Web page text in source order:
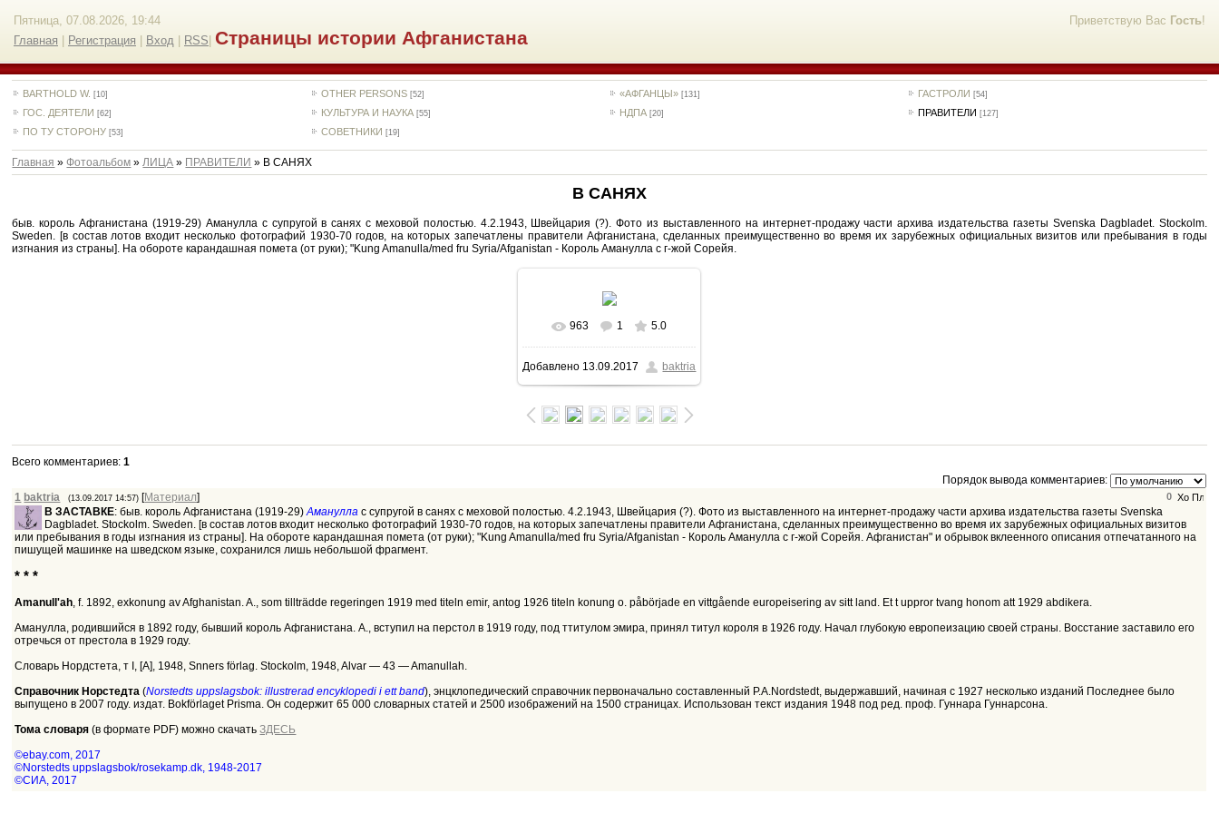
Приветствую Вас Гость!
Пятница, 07.08.2026, 19:44
Главная
Регистрация Вход RSS Страницы истории Афганистана
BARTHOLD W. [10] OTHER PERSONS [52] «АФГАНЦЫ» [131] ГАСТРОЛИ [54]
ГОС. ДЕЯТЕЛИ [62] КУЛЬТУРА И НАУКА [55] НДПА [20] ПРАВИТЕЛИ [127]
ПО ТУ СТОРОНУ [53] СОВЕТНИКИ [19]
Главная »Фотоальбом »ЛИЦА » ПРАВИТЕЛИ » В САНЯХ
В САНЯХ
быв. король Афганистана (1919-29) Аманулла с супругой в санях с меховой полостью. 4.2.1943, Швейцария (?). Фото из выставленного на интернет-продажу части архива издательства газеты Svenska Dagbladet. Stockolm.
Sweden. [в состав лотов входит несколько фотографий 1930-70 годов, на которых запечатлены правители Афганистана, сделанных преимущественно во время их зарубежных официальных визитов или пребывания в годы
изгнания из страны]. На обороте карандашная помета (от руки); "Kung Amanulla/med fru Syria/Afganistan - Король Аманулла с г-жой Сорейя.
В реальном размере
651x1000/ 66.1Kb
963 1 5.0
Добавлено 13.09.2017 baktria
Всего комментариев:1
Порядок вывода комментариев:
0
1 baktria (13.09.2017 14:57) [Материал]
В ЗАСТАВКЕ: быв. король Афганистана (1919-29)Аманулла с супругой в санях с меховой полостью. 4.2.1943, Швейцария (?). Фото из выставленного на интернет-продажу части архива издательства газеты Svenska
Dagbladet. Stockolm. Sweden. [в состав лотов входит несколько фотографий 1930-70 годов, на которых запечатлены правители Афганистана, сделанных преимущественно во время их зарубежных официальных визитов
или пребывания в годы изгнания из страны]. На обороте карандашная помета (от руки); "Kung Amanulla/med fru Syria/Afganistan - Король Аманулла с г-жой Сорейя. Афганистан" и обрывок вклеенного описания отпечатанного на
пишущей машинке на шведском языке, сохранился лишь небольшой фрагмент.
* * *
Amanull'ah, f. 1892, exkonung av Afghanistan. A., som tillträdde regeringen 1919 med titeln emir, antog 1926 titeln konung o. påbörjade en vittgående europeisering av sitt land. Et t uppror tvang honom att 1929 abdikera.
Аманулла, родившийся в 1892 году, бывший король Афганистана. А., вступил на перстол в 1919 году, под ттитулом эмира, принял титул короля в 1926 году. Начал глубокую европеизацию своей страны. Восстание заставило его
отречься от престола в 1929 году.
Словарь Нордстета, т I, [А], 1948, Snners förlag. Stockolm, 1948, Alvar — 43 — Amanullah.
Справочник Норстедта (Norstedts uppslagsbok: illustrerad encyklopedi i ett band), энцклопедический справочник первоначально составленный P.A.Nordstedt, выдержавший, начиная с 1927 несколько изданий Последнее было
выпущено в 2007 году. издат. Bokförlaget Prisma. Он содержит 65 000 словарных статей и 2500 изображений на 1500 страницах. Использован текст издания 1948 под ред. проф. Гуннара Гуннарсона.
Тома словаря (в формате PDF) можно скачатьЗДЕСЬ
©ebay.com, 2017
©Norstedts uppslagsbok/rosekamp.dk, 1948-2017
©СИА, 2017